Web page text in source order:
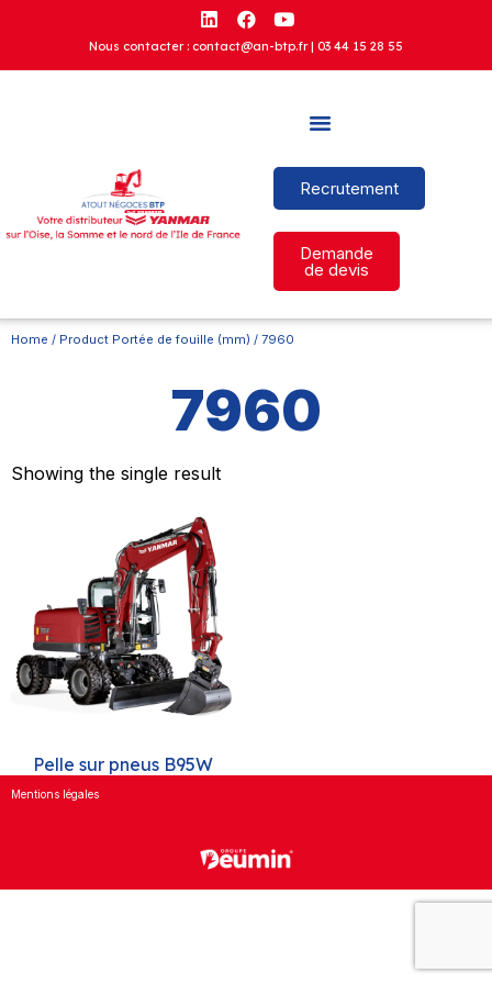
Nous contacter : contact@an-btp.fr | 03 44 15 28 55
Recrutement
Demande
de devis
Home / Product Portée de fouille (mm) / 7960
7960
Showing the single result
Pelle sur pneus B95W
Mentions légales